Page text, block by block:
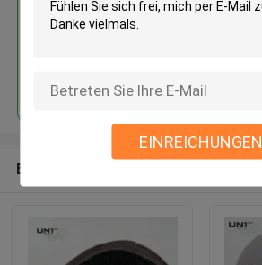
EINREICHUNGEN
Empfohlene Produkte